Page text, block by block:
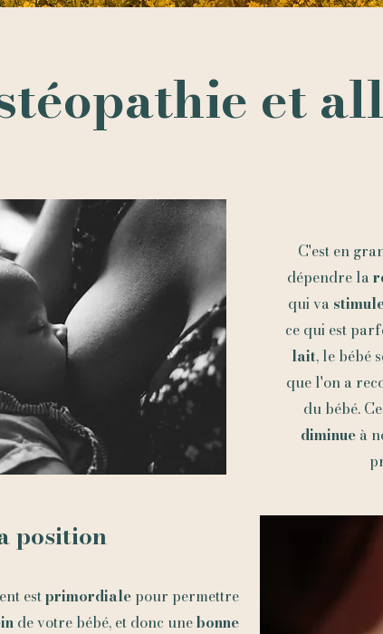
et
position
estprimordialepour permettre
de votre bébé, et donc unebonne
C'est en
dépendre la
qui va
ce qui est
lait, le bébé
que l'on a
du bébé.
diminueà